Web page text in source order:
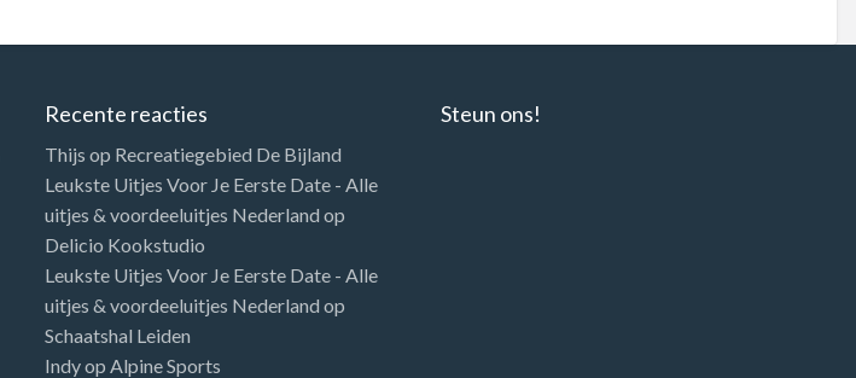
Recente reacties
Thijs op Recreatiegebied De Bijland
Leukste Uitjes Voor Je Eerste Date - Alle
uitjes & voordeeluitjes Nederland op
Delicio Kookstudio
Leukste Uitjes Voor Je Eerste Date - Alle
uitjes & voordeeluitjes Nederland op
Schaatshal Leiden
Indyop Alpine Sports
Steun ons!